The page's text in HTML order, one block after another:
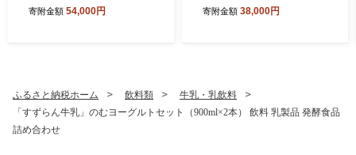
ECHROME さらつや ヘアケ
寄附金額 54,000円
や ヘアケア 駒ヶ根市
寄附金額 38,000円
ふるさと納税ホーム 飲料類
牛乳・乳飲料
「すずらん牛乳」のむヨーグルトセット（900ml×2本） 飲料 乳製品 発酵食品
詰め合わせ